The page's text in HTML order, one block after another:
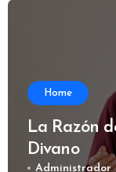
Home
La Razón
Divano
Administrador